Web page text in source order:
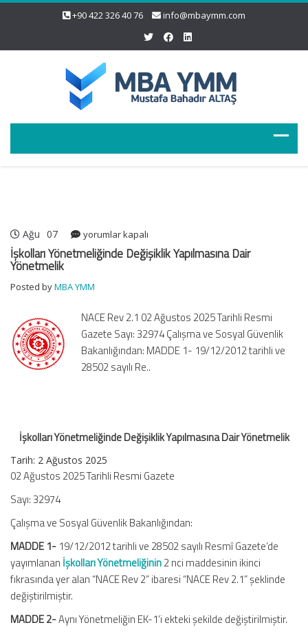
+90 422 326 40 76 info@mbaymm.com
Ağu 07
İşkolları
Yönetmeliğinde
Değişiklik
Dair
için
yorumlar kapalı
İşkolları Yönetmeliğinde Değişiklik Yapılmasına Dair
Yönetmelik
Posted byMBA YMM
NACE Rev 2.1 02 Ağustos 2025 Tarihli Resmi
Gazete Sayı: 32974 Çalışma ve Sosyal Güvenlik
Bakanlığından: MADDE 1- 19/12/2012 tarihli ve
28502 sayılı Re..
İşkolları Yönetmeliğinde Değişiklik Yapılmasına Dair Yönetmelik
Tarih: 2 Ağustos 2025
02 Ağustos 2025 Tarihli Resmi Gazete
Sayı: 32974
Çalışma ve Sosyal Güvenlik Bakanlığından:
MADDE 1- 19/12/2012 tarihli ve 28502 sayılı Resmî Gazete’de
yayımlanan İşkolları Yönetmeliğinin2 nci maddesinin ikinci
fıkrasında yer alan “NACE Rev 2” ibaresi “NACE Rev 2.1” şeklinde
değiştirilmiştir.
MADDE 2-Aynı Yönetmeliğin EK-1’i ekteki şekilde değiştirilmiştir.